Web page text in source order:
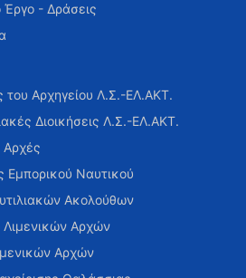
Έργο - Δράσεις
του Αρχηγείου Λ.Σ.-ΕΛ.ΑΚΤ.
Διοικήσεις Λ.Σ.-ΕΛ.ΑΚΤ.
Αρχές
Εμπορικού Ναυτικού
Ακολούθων
Λιμενικών Αρχών
Αρχών